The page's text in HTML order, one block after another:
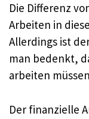
Die Differenz
Arbeiten in
Allerdings ist
man bedenkt,
arbeiten
Der finanzielle